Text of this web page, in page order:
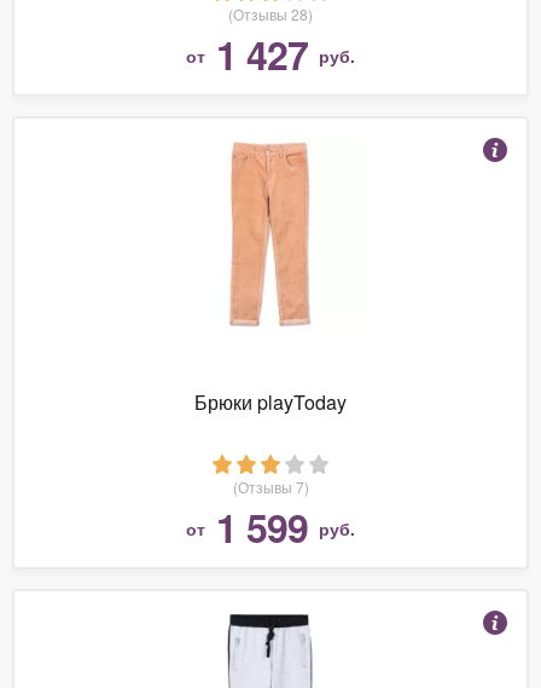
(Отзывы 28)
от 1 427 руб.
Брюки playToday
(Отзывы 7)
от 1 599 руб.